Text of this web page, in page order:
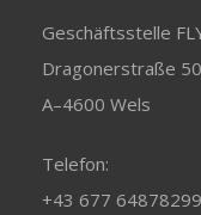
Geschäftsstelle
Dragonerstraße 50
A–4600 Wels
Telefon:
+43 677 64878299